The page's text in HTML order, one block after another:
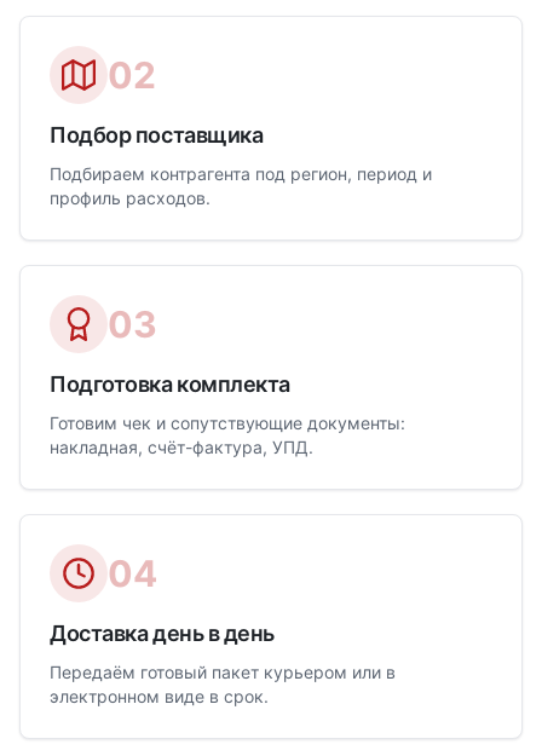
02
Подбор поставщика
Подбираем контрагента под регион, период и
профиль расходов.
03
Подготовка комплекта
Готовим чек и сопутствующие документы:
накладная, счёт-фактура, УПД.
04
Доставка день в день
Передаём готовый пакет курьером или в
электронном виде в срок.